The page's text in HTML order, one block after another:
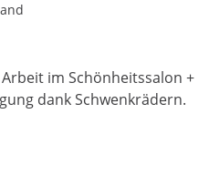
im Schönheitssalon +
dank Schwenkrädern.